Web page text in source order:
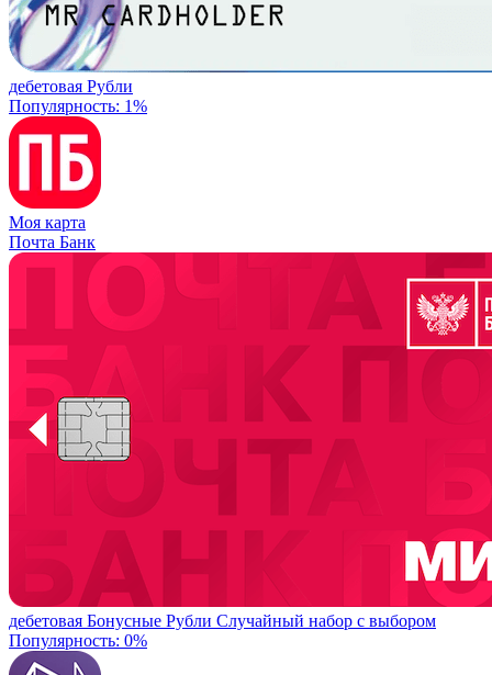
дебетовая Рубли
Популярность: 1%
Моя карта
Почта Банк
дебетовая Бонусные Рубли Случайный набор с выбором
Популярность: 0%